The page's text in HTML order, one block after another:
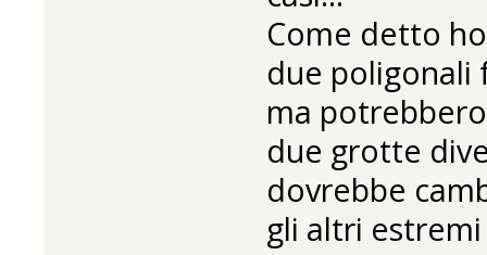
Come detto
due poligonali
ma
due grotte
dovrebbe
gli altri